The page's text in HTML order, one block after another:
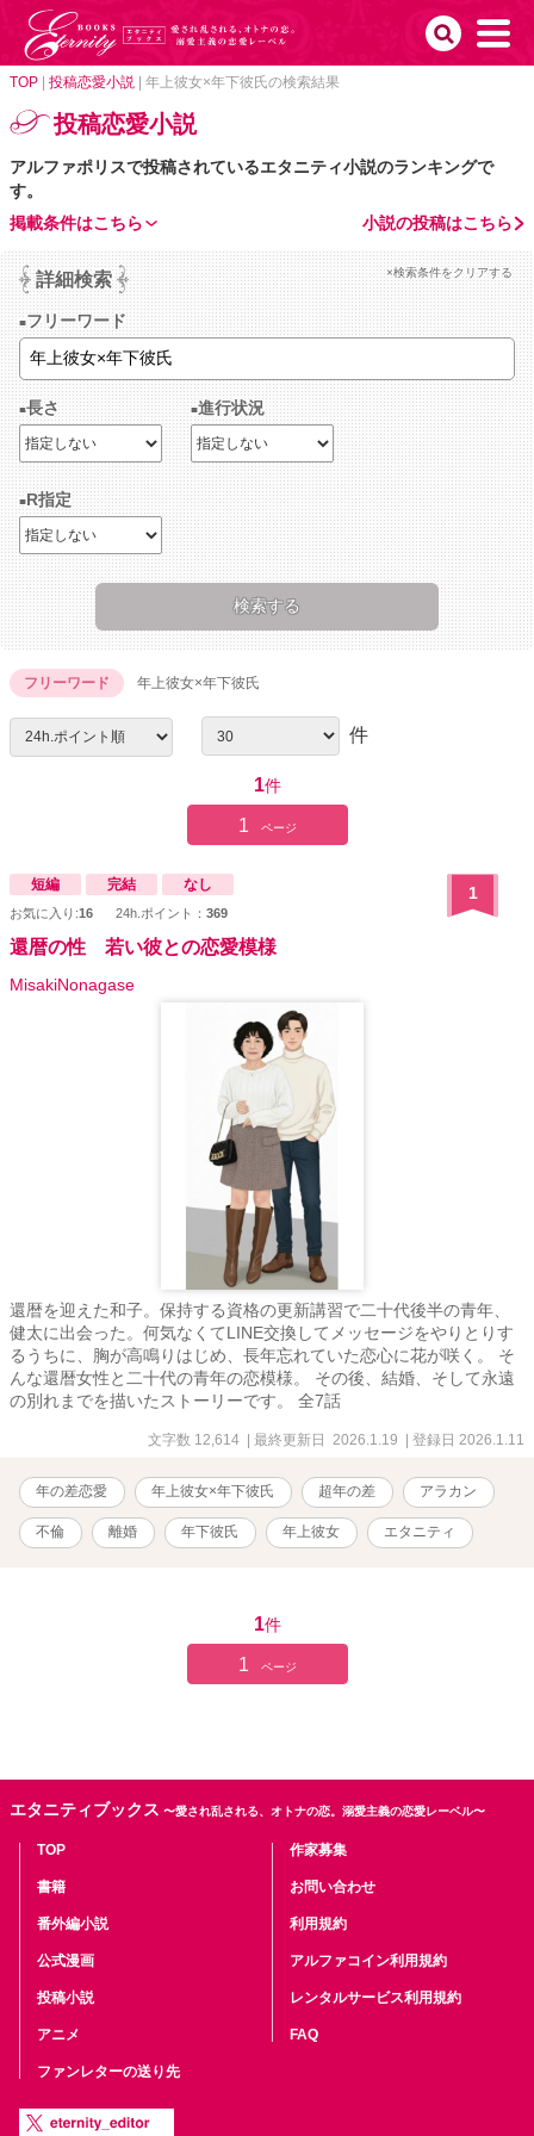
TOP 投稿恋愛小説 年上彼女×年下彼氏の検索結果
投稿恋愛小説
アルファポリスで投稿されているエタニティ小説のランキングで
す。
小説の投稿はこちら
掲載条件はこちら
詳細検索 ×検索条件をクリアする
フリーワード
長さ 進行状況
R指定
フリーワード 年上彼女×年下彼氏
件
1件
1 ページ
短編 完結 なし
お気に入り:16 24h.ポイント： 369
1
還暦の性 若い彼との恋愛模様
MisakiNonagase
還暦を迎えた和子。保持する資格の更新講習で二十代後半の青年、
健太に出会った。何気なくてLINE交換してメッセージをやりとりす
るうちに、胸が高鳴りはじめ、長年忘れていた恋心に花が咲く。 そ
んな還暦女性と二十代の青年の恋模様。 その後、結婚、そして永遠
の別れまでを描いたストーリーです。 全7話
文字数 12,614 | 最終更新日 2026.1.19 | 登録日 2026.1.11
年の差恋愛 年上彼女×年下彼氏 超年の差 アラカン
不倫 離婚 年下彼氏 年上彼女 エタニティ
1件
1 ページ
エタニティブックス 〜愛され乱される、オトナの恋。溺愛主義の恋愛レーベル〜
TOP
書籍
番外編小説
公式漫画
投稿小説
アニメ
ファンレターの送り先
作家募集
お問い合わせ
利用規約
アルファコイン利用規約
レンタルサービス利用規約
FAQ